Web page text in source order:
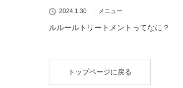
2024.1.30 メニュー
ルルールトリートメントってなに？
トップページに戻る